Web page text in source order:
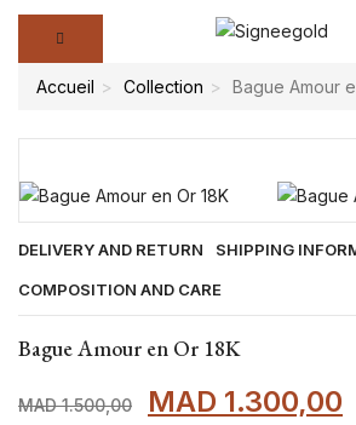
Accueil Collection Bague Amour
DELIVERY AND RETURN SHIPPING
COMPOSITION AND CARE
Bague Amour en Or 18K
MAD1.500,00
Le
MAD 1.300,00